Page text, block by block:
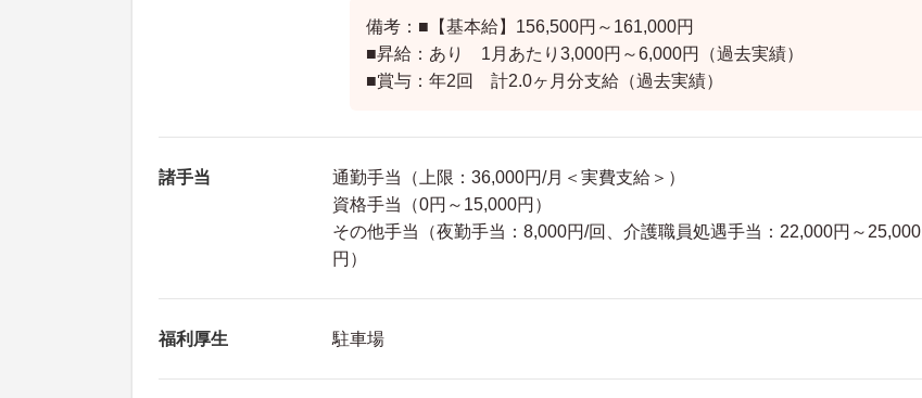
備考：■【基本給】156,500円～161,000円
■昇給：あり 1月あたり3,000円～6,000円（過去実績）
■賞与：年2回 計2.0ヶ月分支給（過去実績）
諸手当
通勤手当（上限：36,000円/月＜実費支給＞）
資格手当（0円～15,000円）
その他手当（夜勤手当：8,000円/回、介護職員処遇手当：22,000円～25,000
円）
福利厚生 駐車場